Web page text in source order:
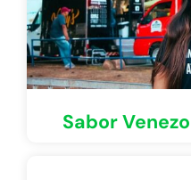
Sabor